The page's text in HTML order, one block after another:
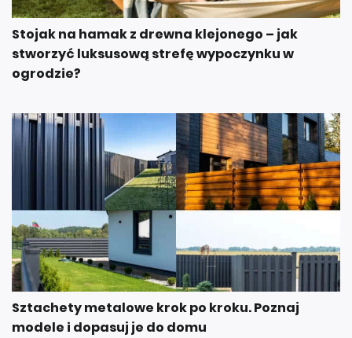
Stojak na hamak z drewna klejonego – jak
stworzyć luksusową strefę wypoczynku w
ogrodzie?
Sztachety metalowe krok po kroku. Poznaj
modele i dopasuj je do domu